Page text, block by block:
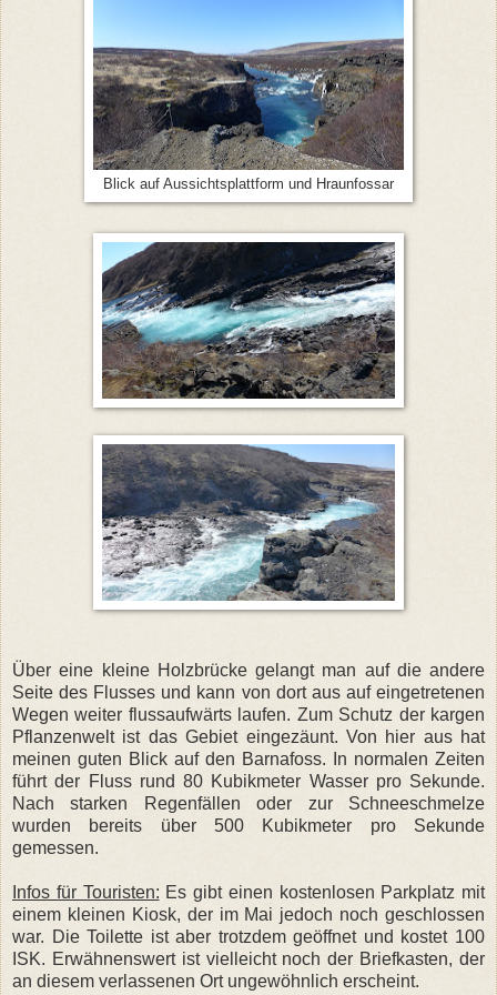
Blick auf Aussichtsplattform und Hraunfossar
Über eine kleine Holzbrücke gelangt man auf die andere
Seite des Flusses und kann von dort aus auf eingetretenen
Wegen weiter flussaufwärts laufen. Zum Schutz der kargen
Pflanzenwelt ist das Gebiet eingezäunt. Von hier aus hat
meinen guten Blick auf den Barnafoss. In normalen Zeiten
führt der Fluss rund 80 Kubikmeter Wasser pro Sekunde.
Nach starken Regenfällen oder zur Schneeschmelze
wurden bereits über 500 Kubikmeter pro Sekunde
gemessen.
Infos für Touristen: Es gibt einen kostenlosen Parkplatz mit
einem kleinen Kiosk, der im Mai jedoch noch geschlossen
war. Die Toilette ist aber trotzdem geöffnet und kostet 100
ISK. Erwähnenswert ist vielleicht noch der Briefkasten, der
an diesem verlassenen Ort ungewöhnlich erscheint.